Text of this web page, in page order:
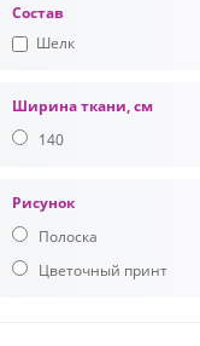
Состав
Шелк
Ширина ткани, см
140
Рисунок
Полоска
Цветочный принт